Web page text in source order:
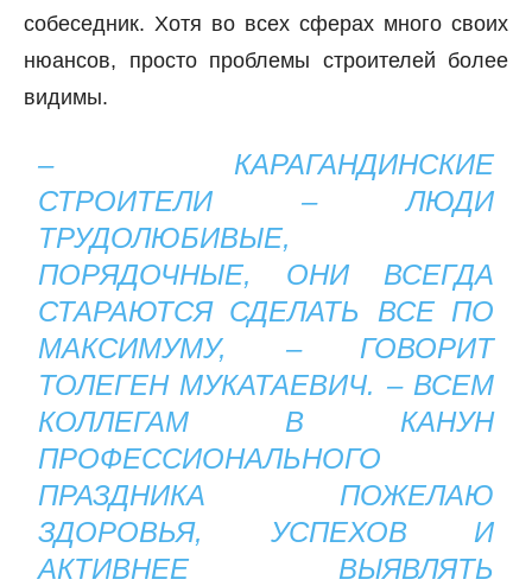
собеседник. Хотя во всех сферах много своих
нюансов, просто проблемы строителей более
видимы.
– КАРАГАНДИНСКИЕ
СТРОИТЕЛИ – ЛЮДИ
ТРУДОЛЮБИВЫЕ,
ПОРЯДОЧНЫЕ, ОНИ ВСЕГДА
СТАРАЮТСЯ СДЕЛАТЬ ВСЕ ПО
МАКСИМУМУ, – ГОВОРИТ
ТОЛЕГЕН МУКАТАЕВИЧ. – ВСЕМ
КОЛЛЕГАМ В КАНУН
ПРОФЕССИОНАЛЬНОГО
ПРАЗДНИКА ПОЖЕЛАЮ
ЗДОРОВЬЯ, УСПЕХОВ И
АКТИВНЕЕ ВЫЯВЛЯТЬ